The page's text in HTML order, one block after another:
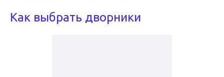
Как выбрать дворники